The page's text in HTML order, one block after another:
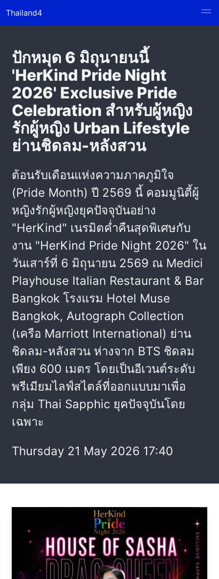
Thailand4
ปักหมุด 6 มิถุนายนนี้
'HerKind Pride Night
2026' Exclusive Pride
Celebration สำหรับผู้หญิง
รักผู้หญิง Urban Lifestyle
ย่านชิดลม-หลังสวน
ต้อนรับเดือนแห่งความภาคภูมิใจ
(Pride Month) ปี 2569 นี้ คอมมูนิตี้ผู้
หญิงรักผู้หญิงยุคปัจจุบันอย่าง
"HerKind" เนรมิตค่ำคืนสุดพิเศษกับ
งาน "HerKind Pride Night 2026" ใน
วันเสาร์ที่ 6 มิถุนายน 2569 ณ Medici
Playhouse Italian Restaurant & Bar
Bangkok โรงแรม Hotel Muse
Bangkok, Autograph Collection
(เครือ Marriott International) ย่าน
ชิดลม-หลังสวน ห่างจาก BTS ชิดลม
เพียง 600 เมตร โดยเป็นอีเวนต์ระดับ
พรีเมียมไลฟ์สไตล์ที่ออกแบบมาเพื่อ
กลุ่ม Thai Sapphic ยุคปัจจุบันโดย
เฉพาะ
Thursday 21 May 2026 17:40